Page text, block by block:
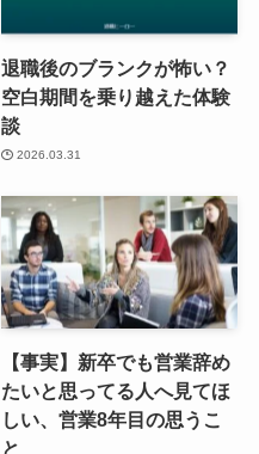
退職後のブランクが怖い？
空白期間を乗り越えた体験
談
2026.03.31
【事実】新卒でも営業辞め
たいと思ってる人へ見てほ
しい、営業8年目の思うこ
と